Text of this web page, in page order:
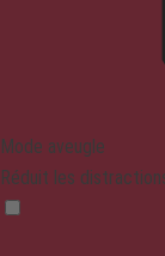
Mode aveugle
Réduit les